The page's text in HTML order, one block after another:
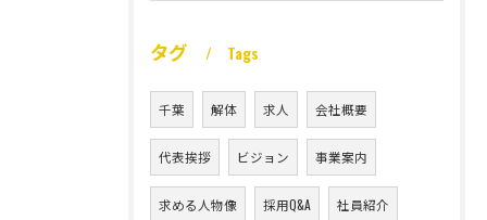
タグ Tags
千葉 解体 求人 会社概要
代表挨拶 ビジョン 事業案内
求める人物像 採用Q&A 社員紹介